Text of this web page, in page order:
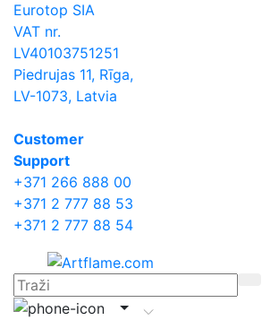
Eurotop SIA
VAT nr.
LV40103751251
Piedrujas 11, Rīga,
LV-1073, Latvia
Сustomer
Support
+371 266 888 00
+371 2 777 88 53
+371 2 777 88 54